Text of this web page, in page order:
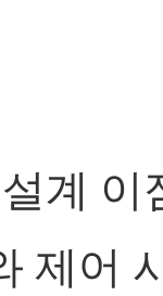
계 이
제어